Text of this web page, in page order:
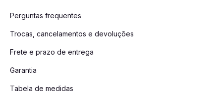
Perguntas frequentes
Trocas, cancelamentos e devoluções
Frete e prazo de entrega
Garantia
Tabela de medidas